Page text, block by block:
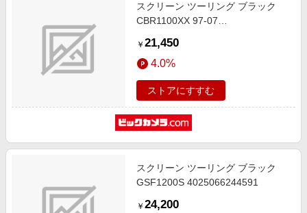
スクリーン ツーリング ブラック
CBR1100XX 97-07
￥ 21,450
4.0%
ストアにすすむ
スクリーン ツーリング ブラック
GSF1200S 4025066244591
￥ 24,200